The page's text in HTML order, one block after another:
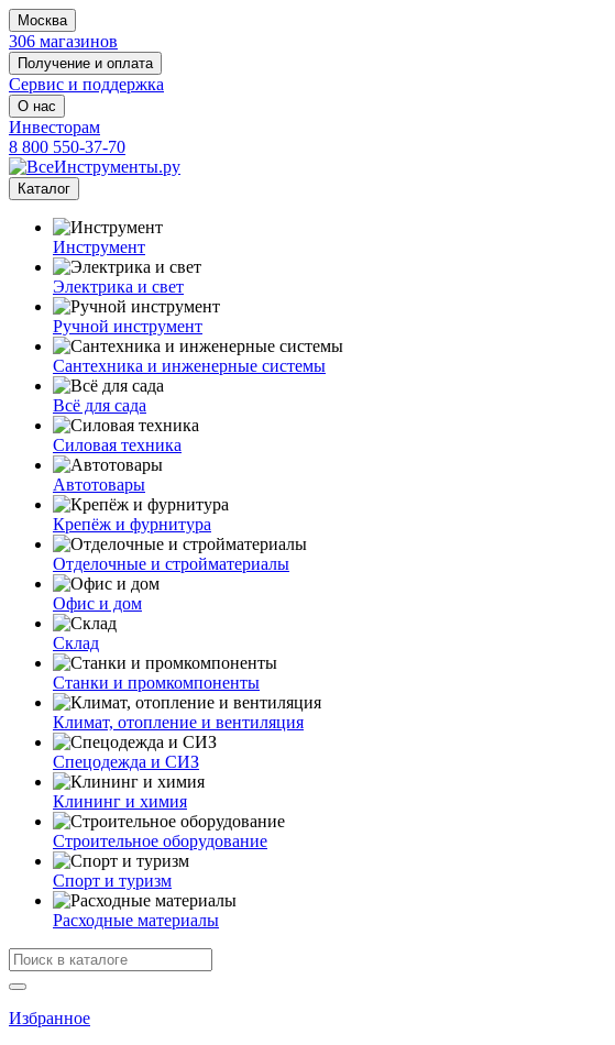
Москва
306 магазинов
Получение и оплата
Сервис и поддержка
О нас
Инвесторам
8 800 550-37-70
Каталог
Инструмент
Электрика и свет
Ручной инструмент
Сантехника и инженерные системы
Всё для сада
Силовая техника
Автотовары
Крепёж и фурнитура
Отделочные и стройматериалы
Офис и дом
Склад
Станки и промкомпоненты
Климат, отопление и вентиляция
Спецодежда и СИЗ
Клининг и химия
Строительное оборудование
Спорт и туризм
Расходные материалы
Избранное